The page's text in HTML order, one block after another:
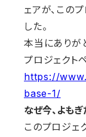
ェアが、この
した。
本当にありが
プロジェクト
https://
base-1/
なぜ今、よも
このプロジェ